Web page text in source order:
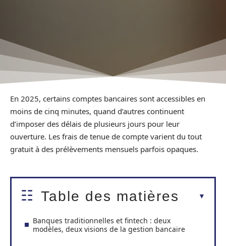
En 2025, certains comptes bancaires sont accessibles en
moins de cinq minutes, quand d’autres continuent
d’imposer des délais de plusieurs jours pour leur
ouverture. Les frais de tenue de compte varient du tout
gratuit à des prélèvements mensuels parfois opaques.
Table des matières
Banques traditionnelles et fintech : deux
modèles, deux visions de la gestion bancaire